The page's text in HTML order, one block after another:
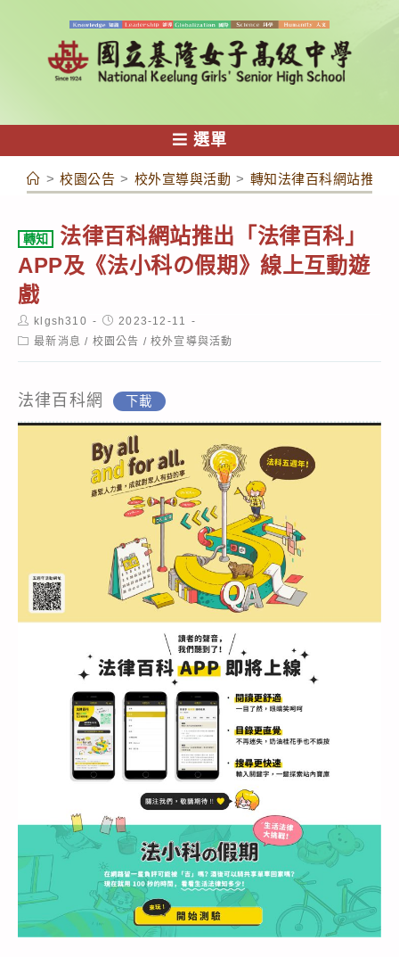
容
選單
> 校園公告 > 校外宣導與活動 > 轉知法律百科網站推出
轉知
法律百科網站推出「法律百科」
APP及《法小科の假期》線上互動遊
戲
Post
author:
klgsh310
Post
published:
2023-12-11
Post最新消息 / 校園公告 / 校外宣導與活動
法律百科網 下載